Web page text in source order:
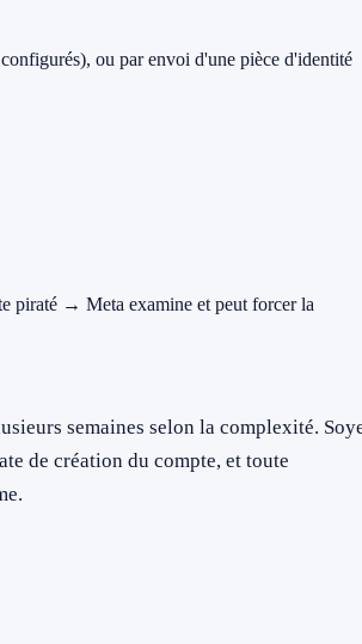
ou par envoi d'une pièce d'identité
piraté → Meta examine et peut forcer la
semaines selon la complexité.
de création du compte, et toute